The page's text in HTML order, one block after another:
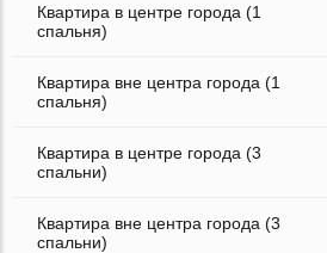
Квартира в центре города (1
спальня)
Квартира вне центра города (1
спальня)
Квартира в центре города (3
спальни)
Квартира вне центра города (3
спальни)